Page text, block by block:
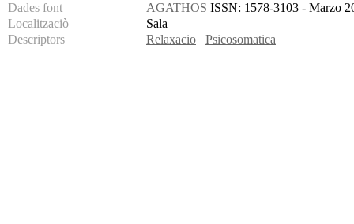
Dades font
AGATHOS ISSN: 1578-3103 - Marzo
Localitzaciò
Sala
Descriptors
Relaxacio Psicosomatica